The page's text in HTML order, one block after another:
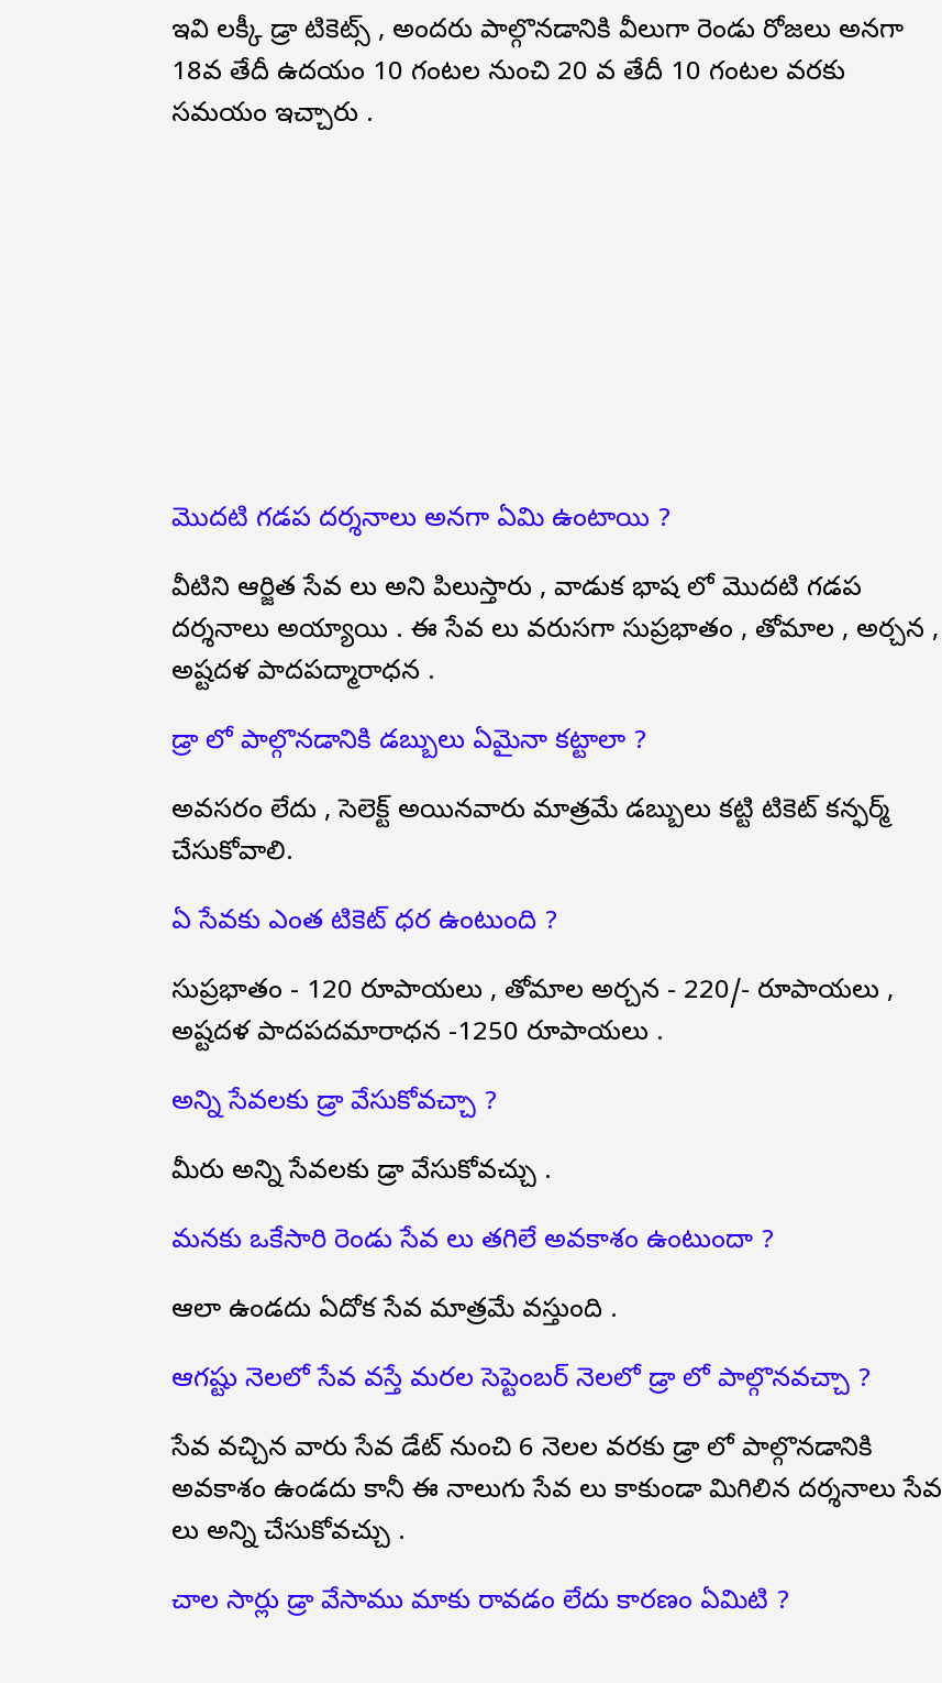
ఇవి లక్కీ డ్రా టికెట్స్ , అందరు పాల్గొనడానికి వీలుగా రెండు రోజలు అనగా
18వ తేదీ ఉదయం 10 గంటల నుంచి 20 వ తేదీ 10 గంటల వరకు
సమయం ఇచ్చారు .
మొదటి గడప దర్శనాలు అనగా ఏమి ఉంటాయి ?
వీటిని ఆర్జిత సేవ లు అని పిలుస్తారు , వాడుక భాష లో మొదటి గడప
దర్శనాలు అయ్యాయి . ఈ సేవ లు వరుసగా సుప్రభాతం , తోమాల , అర్చన ,
అష్టదళ పాదపద్మారాధన .
డ్రా లో పాల్గొనడానికి డబ్బులు ఏమైనా కట్టాలా ?
అవసరం లేదు , సెలెక్ట్ అయినవారు మాత్రమే డబ్బులు కట్టి టికెట్ కన్ఫర్మ్
చేసుకోవాలి.
ఏ సేవకు ఎంత టికెట్ ధర ఉంటుంది ?
సుప్రభాతం - 120 రూపాయలు , తోమాల అర్చన - 220/- రూపాయలు ,
అష్టదళ పాదపదమారాధన -1250 రూపాయలు .
అన్ని సేవలకు డ్రా వేసుకోవచ్చా ?
మీరు అన్ని సేవలకు డ్రా వేసుకోవచ్చు .
మనకు ఒకేసారి రెండు సేవ లు తగిలే అవకాశం ఉంటుందా ?
ఆలా ఉండదు ఏదోక సేవ మాత్రమే వస్తుంది .
ఆగష్టు నెలలో సేవ వస్తే మరల సెప్టెంబర్ నెలలో డ్రా లో పాల్గొనవచ్చా ?
సేవ వచ్చిన వారు సేవ డేట్ నుంచి 6 నెలల వరకు డ్రా లో పాల్గొనడానికి
అవకాశం ఉండదు కానీ ఈ నాలుగు సేవ లు కాకుండా మిగిలిన దర్శనాలు సేవ
లు అన్ని చేసుకోవచ్చు .
చాల సార్లు డ్రా వేసాము మాకు రావడం లేదు కారణం ఏమిటి ?